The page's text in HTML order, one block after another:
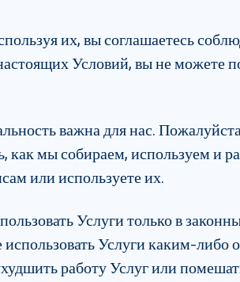
их, вы соглашаетесь
Условий, вы не можете
важна для нас.
мы собираем, используем и
или используете их.
Услуги только в
Услуги каким-либо
работу Услуг или